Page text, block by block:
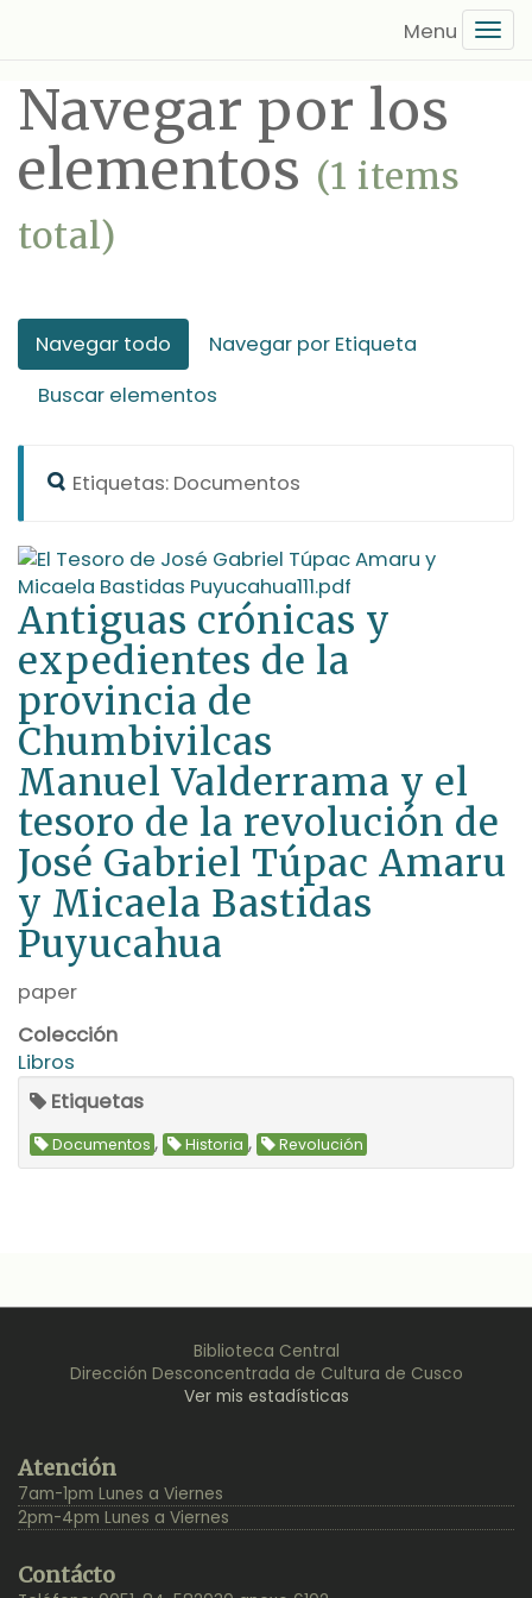
principal
Navegar por los
elementos (1 items
total)
Navegar todo
Navegar por Etiqueta
Buscar elementos
Etiquetas: Documentos
Antiguas crónicas y
expedientes de la
provincia de
Chumbivilcas
Manuel Valderrama y el
tesoro de la revolución de
José Gabriel Túpac Amaru
y Micaela Bastidas
Puyucahua
paper
Colección
Libros
Etiquetas
Documentos , Historia , Revolución
Biblioteca Central
Dirección Desconcentrada de Cultura de Cusco
Ver mis estadísticas
Top
Atención
7am-1pm Lunes a Viernes
2pm-4pm Lunes a Viernes
Contácto